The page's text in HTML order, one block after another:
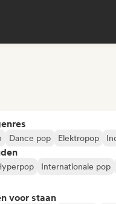
Dance pop Elektropop
Internationale pop
voor staan